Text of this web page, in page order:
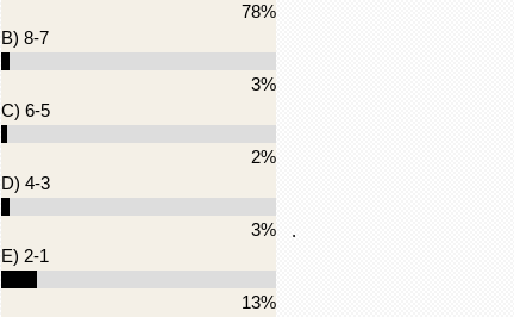
78%
B) 8-7
3%
C) 6-5
2%
D) 4-3
3%
E) 2-1
13%
.